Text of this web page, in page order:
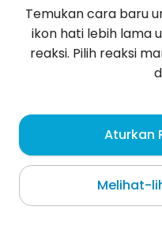
cavani99 , 28
Warszawa
Tentang saya
Temukan cara baru
ikon hati lebih lama
reaksi. Pilih reaksi
Aturkan
Melihat-